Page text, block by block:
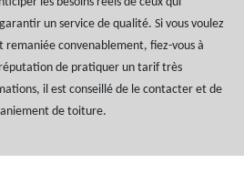
un service de qualité. Si vous voulez
convenablement, fiez-vous à
de pratiquer un tarif très
il est conseillé de le contacter et de
de toiture.